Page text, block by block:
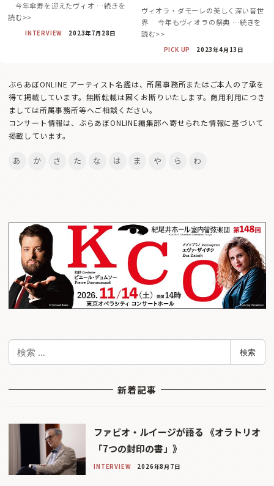
今年傘寿を迎えたヴィオ …続きを
読む>>
INTERVIEW 2023年7月28日
ヴィオラ・ダモーレの美しく深い音世
界 今年もヴィオラの祭典 …続きを
読む>>
PICK UP 2023年4月13日
ぶらあぼONLINE アーティスト名鑑は、所属事務所またはご本人の了承を
得て掲載しています。無断転載は固くお断りいたします。商用利用につき
ましては所属事務所等へご相談ください。
コンサート情報は、ぶらあぼONLINE編集部へ寄せられた情報に基づいて
掲載しています。
あ か さ た な は ま や ら わ
検
索
検索
新着記事
ファビオ・ルイージが語る 《オラトリオ
「7つの封印の書」》
INTERVIEW 2026年8月7日